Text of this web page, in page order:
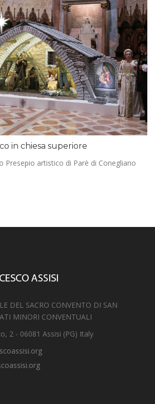
in chiesa superiore
Presepio artistico di Parè di Conegliano
DEL SACRO CONVENTO DI SAN
MINORI CONVENTUALI
2 - 06081 Assisi (PG) Italy